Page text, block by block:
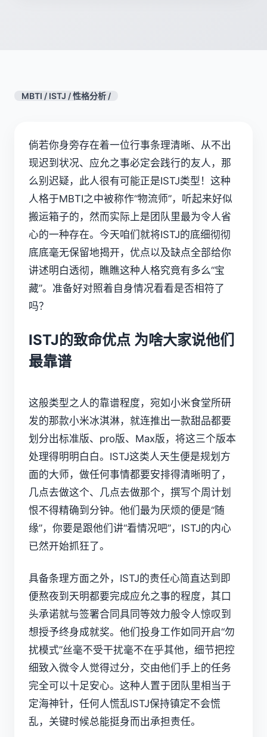
MBTI / ISTJ /性格分析 /
倘若你身旁存在着一位行事条理清晰、从不出
现迟到状况、应允之事必定会践行的友人，那
么别迟疑，此人很有可能正是ISTJ类型！这种
人格于MBTI之中被称作“物流师”，听起来好似
搬运箱子的，然而实际上是团队里最为令人省
心的一种存在。今天咱们就将ISTJ的底细彻彻
底底毫无保留地揭开，优点以及缺点全部给你
讲述明白透彻，瞧瞧这种人格究竟有多么“宝
藏”。准备好对照着自身情况看看是否相符了
吗？
ISTJ的致命优点 为啥大家说他们
最靠谱
这般类型之人的靠谱程度，宛如小米食堂所研
发的那款小米冰淇淋，就连推出一款甜品都要
划分出标准版、pro版、Max版，将这三个版本
处理得明明白白。ISTJ这类人天生便是规划方
面的大师，做任何事情都要安排得清晰明了，
几点去做这个、几点去做那个，撰写个周计划
恨不得精确到分钟。他们最为厌烦的便是“随
缘”，你要是跟他们讲“看情况吧”，ISTJ的内心
已然开始抓狂了。
具备条理方面之外，ISTJ的责任心简直达到即
便熬夜到天明都要完成应允之事的程度，其口
头承诺就与签署合同具同等效力般令人惊叹到
想授予终身成就奖。他们投身工作如同开启“勿
扰模式”丝毫不受干扰毫不在乎其他，细节把控
细致入微令人觉得过分，交由他们手上的任务
完全可以十足安心。这种人置于团队里相当于
定海神针，任何人慌乱ISTJ保持镇定不会慌
乱，关键时候总能挺身而出承担责任。